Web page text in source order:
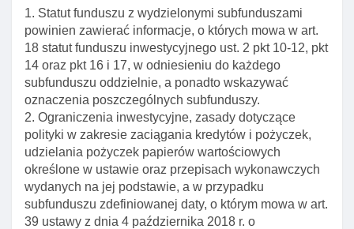
1. Statut funduszu z wydzielonymi subfunduszami
powinien zawierać informacje, o których mowa w art.
18 statut funduszu inwestycyjnego ust. 2 pkt 10-12, pkt
14 oraz pkt 16 i 17, w odniesieniu do każdego
subfunduszu oddzielnie, a ponadto wskazywać
oznaczenia poszczególnych subfunduszy.
2. Ograniczenia inwestycyjne, zasady dotyczące
polityki w zakresie zaciągania kredytów i pożyczek,
udzielania pożyczek papierów wartościowych
określone w ustawie oraz przepisach wykonawczych
wydanych na jej podstawie, a w przypadku
subfunduszu zdefiniowanej daty, o którym mowa w art.
39 ustawy z dnia 4 października 2018 r. o
są prawa do nieruchomośCI
Art. 151. Zasady udzielania przez fundusz
inwestycyjny zamknięty pożyczek, których
przedmiotem są papiery wartościowe
Art. 151a. Krótka sprzedaż
Art. 152. Zaciąganie przez fundusz inwestycyjny
zamknięty pożyczek I kredytów oraz emisji
obligacji
Art. 153. Udzielanie przez fundusz inwestycyjny
zamknięty pożyczek pieniężnych, poręczeń lub
gwarancji